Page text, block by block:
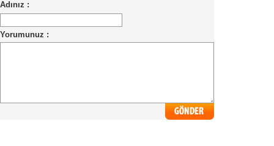
Adınız :
Yorumunuz :